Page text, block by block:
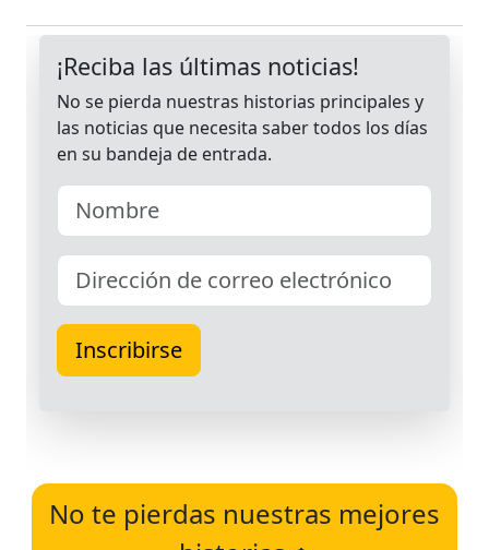
No te pierdas nuestras mejores